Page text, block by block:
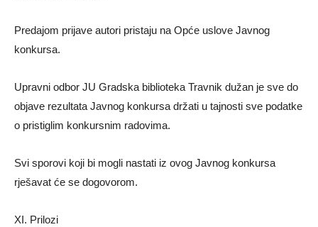
Predajom prijave autori pristaju na Opće uslove Javnog
konkursa.
Upravni odbor JU Gradska biblioteka Travnik dužan je sve do
objave rezultata Javnog konkursa držati u tajnosti sve podatke
o pristiglim konkursnim radovima.
Svi sporovi koji bi mogli nastati iz ovog Javnog konkursa
rješavat će se dogovorom.
XI. Prilozi